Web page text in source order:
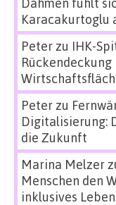
Karacakurtoglu
Peterzu IHK-
Peterzu
Digitalisierung:
die Zukunft
Marina Melzer
Menschen den
inklusives Leben